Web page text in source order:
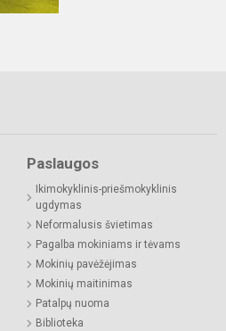
Paslaugos
Ikimokyklinis-priešmokyklinis
ugdymas
Neformalusis švietimas
Pagalba mokiniams ir tėvams
Mokinių pavėžėjimas
Mokinių maitinimas
Patalpų nuoma
Biblioteka